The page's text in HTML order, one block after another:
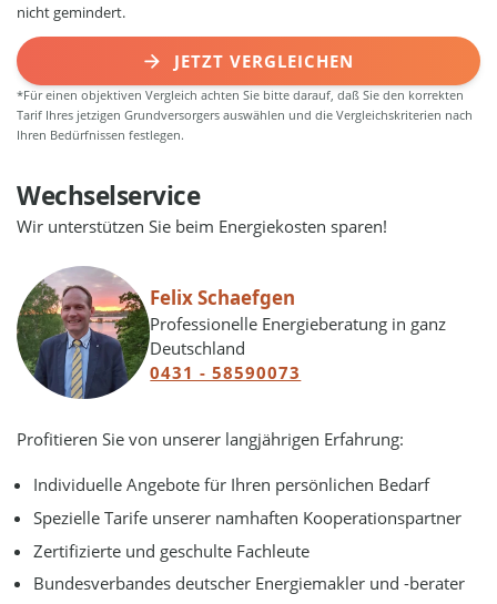
nicht gemindert.
JETZT VERGLEICHEN
*Für einen objektiven Vergleich achten Sie bitte darauf, daß Sie den korrekten
Tarif Ihres jetzigen Grundversorgers auswählen und die Vergleichskriterien nach
Ihren Bedürfnissen festlegen.
Wechselservice
Wir unterstützen Sie beim Energiekosten sparen!
Felix Schaefgen
Professionelle Energieberatung in ganz
Deutschland
0431 - 58590073
Profitieren Sie von unserer langjährigen Erfahrung:
Individuelle Angebote für Ihren persönlichen Bedarf
Spezielle Tarife unserer namhaften Kooperationspartner
Zertifizierte und geschulte Fachleute
Bundesverbandes deutscher Energiemakler und -berater